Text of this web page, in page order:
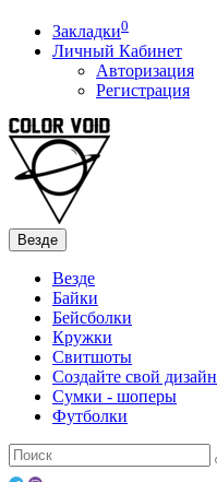
Закладки0
Личный Кабинет
Авторизация
Регистрация
Везде
Везде
Байки
Бейсболки
Кружки
Свитшоты
Создайте свой дизайн
Сумки - шоперы
Футболки